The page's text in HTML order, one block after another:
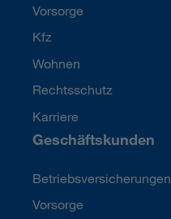
Vorsorge
Kfz
Wohnen
Rechtsschutz
Karriere
Geschäftskunden
Betriebsversicherungen
Vorsorge